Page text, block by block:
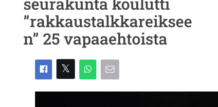
”rakkaustalkkareiksee
n” 25 vapaaehtoista